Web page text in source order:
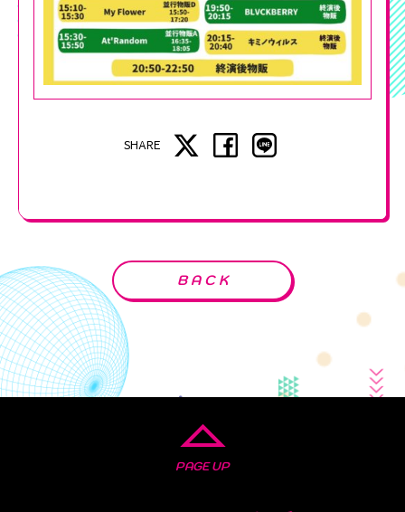
SHARE
BACK
PAGE UP